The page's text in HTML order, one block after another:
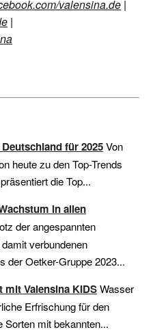
valensina.de |
|
für 2025Von
heute zu den Top-Trends
die Top...
in allen
der angespannten
verbundenen
der Oetker-Gruppe 2023...
mit Valensina KIDSWasser
Erfrischung für den
Sorten mit bekannten...